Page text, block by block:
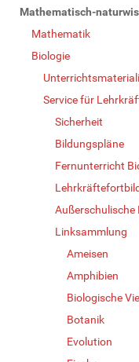
Mathematisch-
Mathematik
Biologie
Service für
Sicherheit
Bildungspläne
Fernunterricht
Außerschulische
Linksammlung
Ameisen
Amphibien
Biologische
Botanik
Evolution